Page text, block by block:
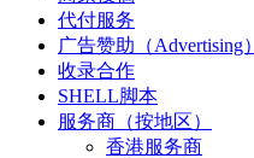
代付服务
广告赞助（Advertising）
收录合作
SHELL脚本
服务商（按地区）
香港服务商